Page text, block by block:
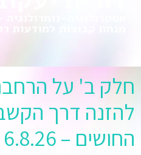
חלק ב' על
להזנה דרך
החושים – 6.8.26